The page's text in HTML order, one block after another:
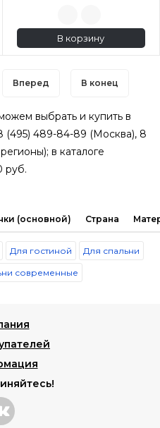
В корзину
Вперед В конец
выбрать и купить в
(495) 489-84-89 (Москва), 8
в каталоге
руб.
(основной) Страна
Для гостиной Для спальни
современные